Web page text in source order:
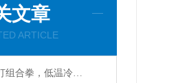
文章
ARTICLE
上海予卓仪器大打组合拳，低温冷却循环泵跑量*！